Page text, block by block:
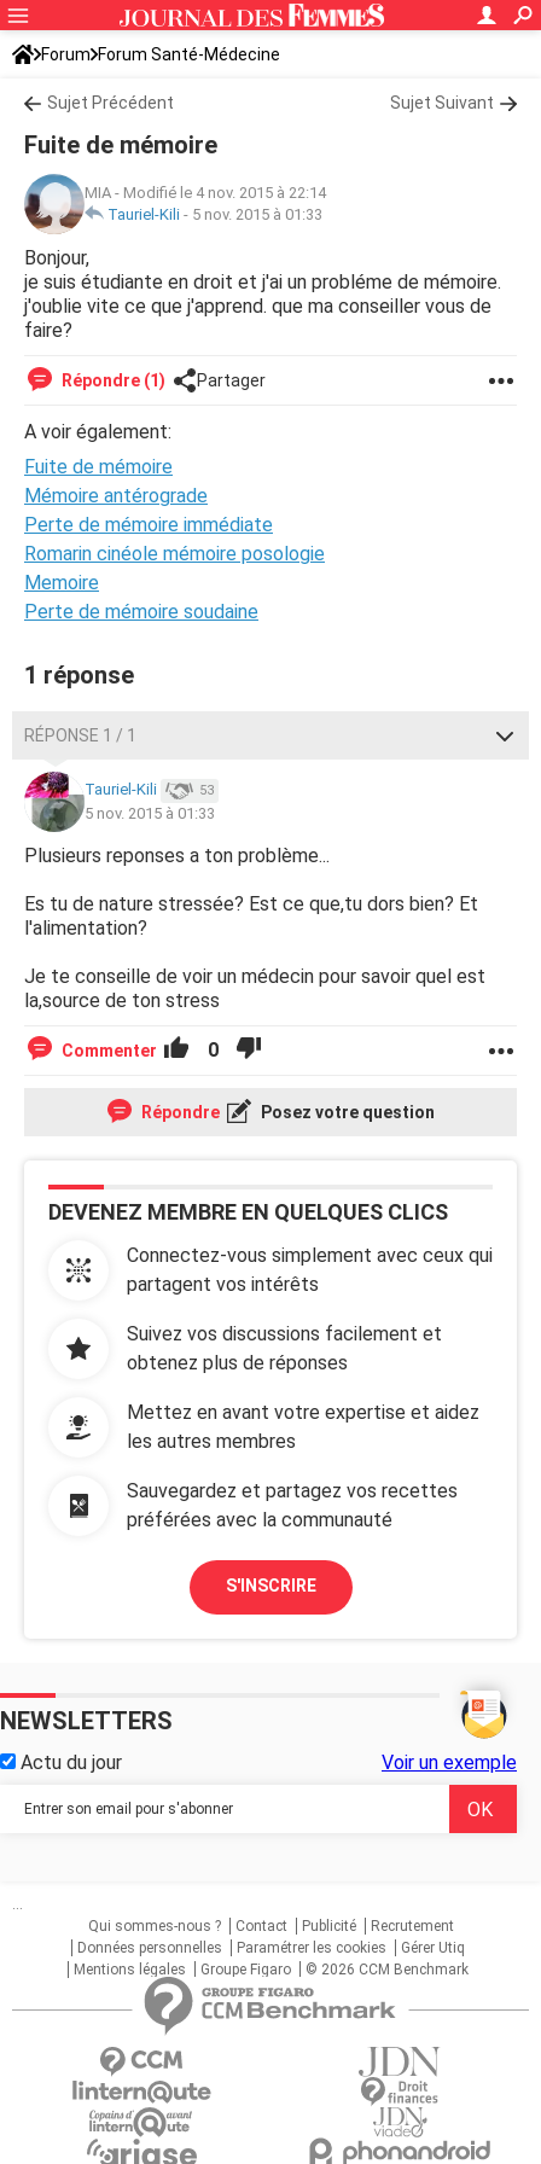
Forum Forum Santé-Médecine
Symptômes et maladies courantes
Sujet Précédent Sujet Suivant
Fuite de mémoire
MIA - Modifié le 4 nov. 2015 à 22:14
Tauriel-Kili - 5 nov. 2015 à 01:33
Bonjour,
je suis étudiante en droit et j'ai un probléme de mémoire.
j'oublie vite ce que j'apprend. que ma conseiller vous de
faire?
Répondre (1) Partager
A voir également:
Fuite de mémoire
Mémoire antérograde
Perte de mémoire immédiate
Romarin cinéole mémoire posologie
Memoire
Perte de mémoire soudaine
1 réponse
RÉPONSE 1 / 1
Tauriel-Kili 53
5 nov. 2015 à 01:33
Plusieurs reponses a ton problème...
Es tu de nature stressée? Est ce que,tu dors bien? Et
l'alimentation?
Je te conseille de voir un médecin pour savoir quel est
la,source de ton stress
Commenter 0
Répondre Posez votre question
DEVENEZ MEMBRE EN QUELQUES CLICS
Connectez-vous simplement avec ceux qui
partagent vos intérêts
Suivez vos discussions facilement et
obtenez plus de réponses
Mettez en avant votre expertise et aidez
les autres membres
Sauvegardez et partagez vos recettes
préférées avec la communauté
S'INSCRIRE
NEWSLETTERS
Actu du jour Voir un exemple
...
Qui sommes-nous ?
Contact Publicité
Recrutement
Données personnelles
Paramétrer les cookies
Gérer Utiq
Mentions légales
Groupe Figaro © 2026 CCM Benchmark